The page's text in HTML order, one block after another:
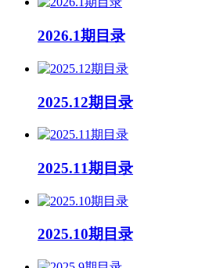
2026.1期目录
2025.12期目录
2025.11期目录
2025.10期目录